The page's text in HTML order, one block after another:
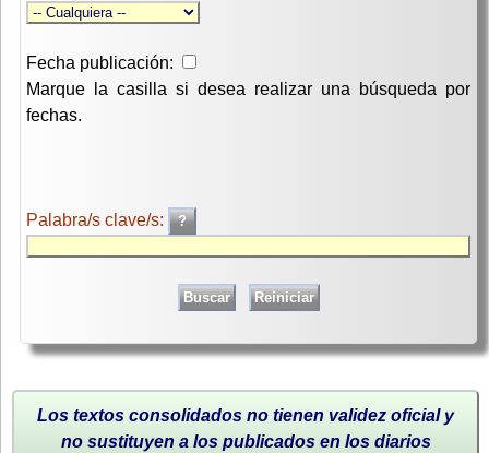
Fecha publicación:
Marque la casilla si desea realizar una búsqueda por
fechas.
Palabra/s clave/s:
Los textos consolidados no tienen validez oficial y
no sustituyen a los publicados en los diarios